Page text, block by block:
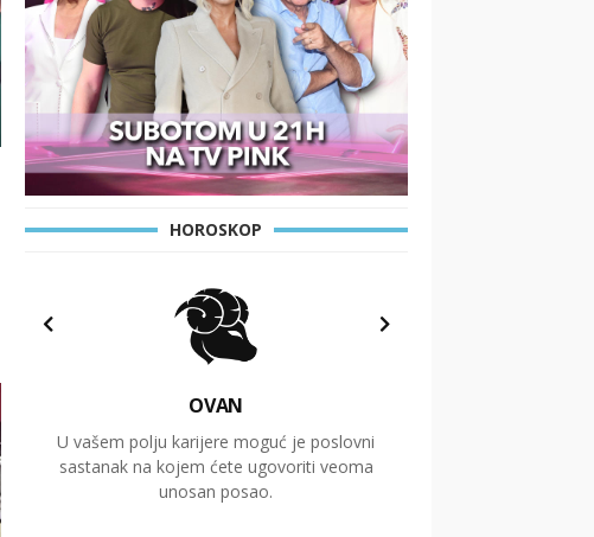
HOROSKOP
OVAN
U vašem polju karijere moguć je poslovni
sastanak na kojem ćete ugovoriti veoma
unosan posao.